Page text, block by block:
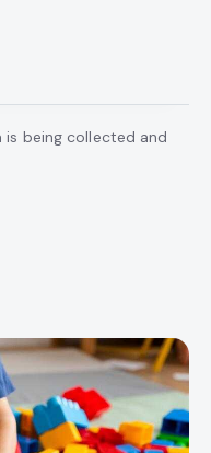
being collected and